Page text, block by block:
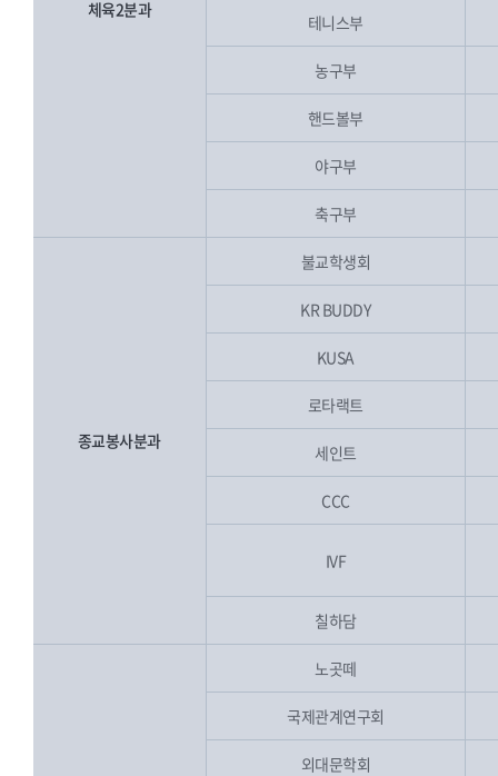
체육2분과
테니스부
농구부
핸드볼부
야구부
축구부
종교봉사분과
불교학생회
KR BUDDY
KUSA
로타랙트
세인트
CCC
IVF
칠하담
노곳떼
국제관계연구회
외대문학회